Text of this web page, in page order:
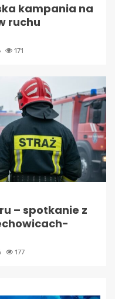
kampania na
ruchu
171
– spotkanie z
177